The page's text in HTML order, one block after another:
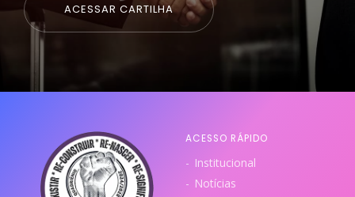
ACESSAR CARTILHA
ACESSO RÁPIDO
Institucional
Notícias